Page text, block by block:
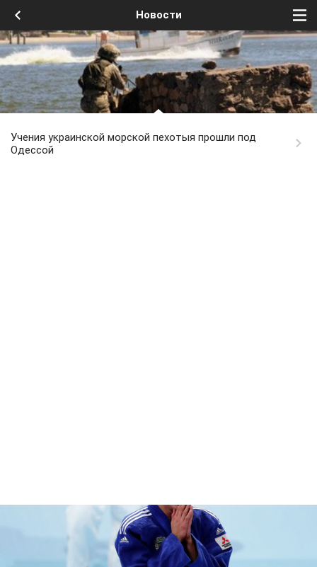
Новости
Учения украинской морской пехотыя прошли под
Одессой